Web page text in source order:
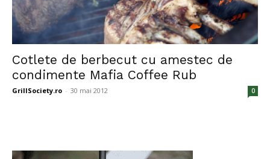
Cotlete de berbecut cu amestec de
condimente Mafia Coffee Rub
GrillSociety.ro - 30 mai 2012 0